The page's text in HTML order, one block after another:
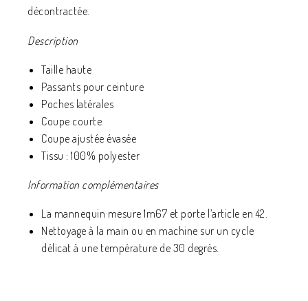
décontractée.
Description
Taille haute
Passants pour ceinture
Poches latérales
Coupe courte
Coupe ajustée évasée
Tissu : 100% polyester
Information complémentaires
La mannequin mesure 1m67 et porte l’article en 42.
Nettoyage à la main ou en machine sur un cycle
délicat à une température de 30 degrés.